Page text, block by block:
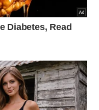
como um gesto
em hábitos
ignorar
o corpo como